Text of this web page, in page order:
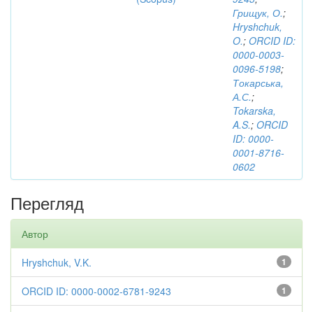
Грищук, О.;
Hryshchuk,
O.; ORCID ID:
0000-0003-
0096-5198;
Токарська,
А.С.;
Tokarska,
A.S.; ORCID
ID: 0000-
0001-8716-
0602
Перегляд
Автор
1
Hryshchuk, V.K.
1
ORCID ID: 0000-0002-6781-9243